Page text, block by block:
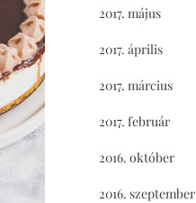
2017. május
2017. április
2017. március
2017. február
2016. október
2016. szeptember